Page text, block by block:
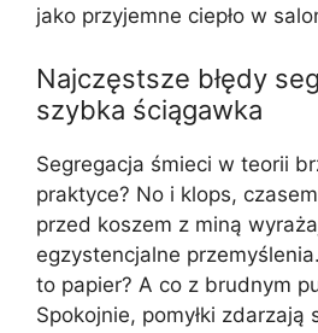
jako przyjemne ciepło w
Najczęstsze błędy
szybka ściągawka
Segregacja śmieci w teorii
praktyce? No i klops,
przed koszem z miną
egzystencjalne
to papier? A co z brudnym
Spokojnie, pomyłki zdarzają